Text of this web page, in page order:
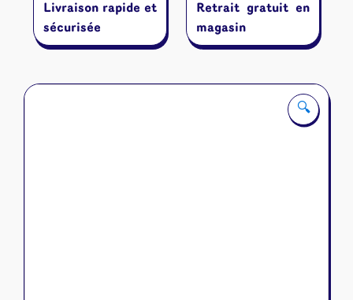
🔍
Livraison rapide et
sécurisée
Retrait gratuit en
magasin